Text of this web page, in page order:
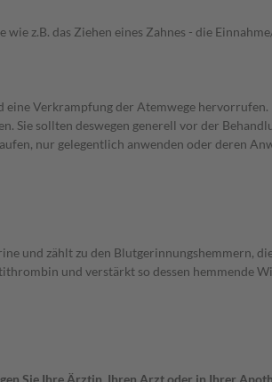
z.B. das Ziehen eines Zahnes - die
eine Verkrampfung der Atemwege hervorrufen.
Sie sollten deswegen generell vor der
nur gelegentlich anwenden oder deren
und zählt zu den Blutgerinnungshemmern,
und verstärkt so dessen
Sie Ihre Ärztin, Ihren Arzt oder in Ihrer